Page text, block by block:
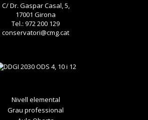
C/ Dr. Gaspar Casal, 5,
17001 Girona
Tel.: 972 200 129
conservatori@cmg.cat
Nivell elemental
Grau professional